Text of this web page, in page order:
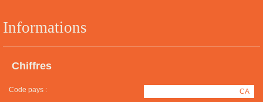
Informations
Chiffres
Code pays : CA